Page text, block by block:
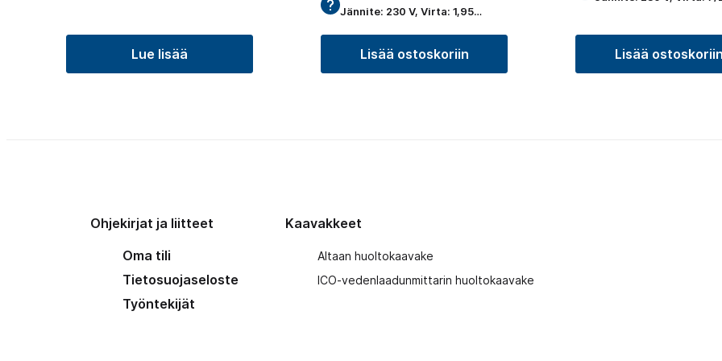
Lue lisää
Jännite: 230 V, Virta: 1,95…
Lisää ostoskoriin Lisää ostoskoriin
Ohjekirjat ja liitteet
Oma tili
Tietosuojaseloste
Työntekijät
Kaavakkeet
Altaan huoltokaavake
ICO-vedenlaadunmittarin huoltokaavake